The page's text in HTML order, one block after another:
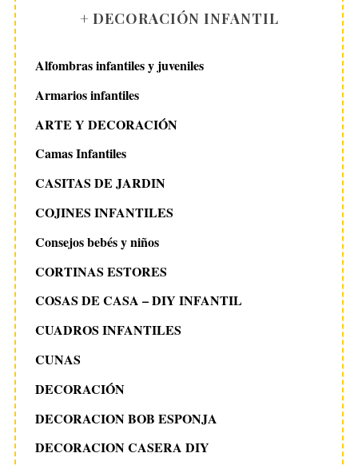
+ DECORACIÓN INFANTIL
Alfombras infantiles y juveniles
Armarios infantiles
ARTE Y DECORACIÓN
Camas Infantiles
CASITAS DE JARDIN
COJINES INFANTILES
Consejos bebés y niños
CORTINAS ESTORES
COSAS DE CASA – DIY INFANTIL
CUADROS INFANTILES
CUNAS
DECORACIÓN
DECORACION BOB ESPONJA
DECORACION CASERA DIY